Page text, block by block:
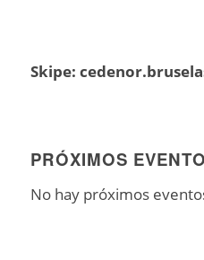
Skipe:
PRÓXIMOS
No hay próximos